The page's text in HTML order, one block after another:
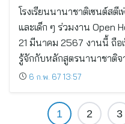
โรงเรียนนานาชาติเซนต์สตี
และเด็ก ๆ ร่วมงาน Open
21 มีนาคม 2567 งานนี้ ถือ
รู้จักกับหลักสูตรนานาชาติจ
6 ก.พ. 67 13:57
1 2 3